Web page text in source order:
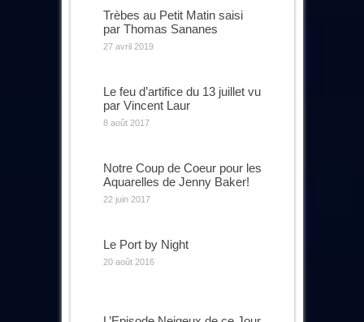
Trèbes au Petit Matin saisi
par Thomas Sananes
27 avril 2019
Le feu d’artifice du 13 juillet vu
par Vincent Laur
8 août 2017
Notre Coup de Coeur pour les
Aquarelles de Jenny Baker!
22 juin 2017
Le Port by Night
20 août 2016